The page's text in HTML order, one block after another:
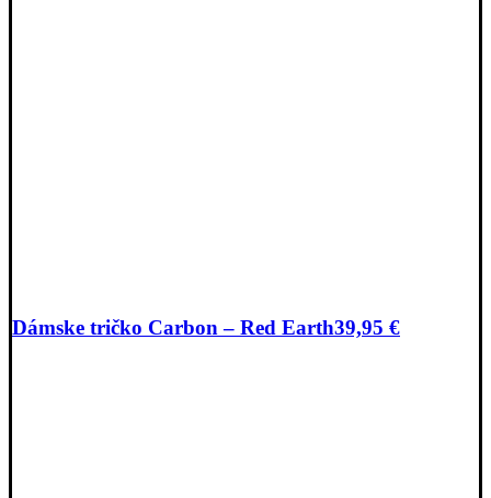
Dámske tričko Carbon – Red Earth39,95 €